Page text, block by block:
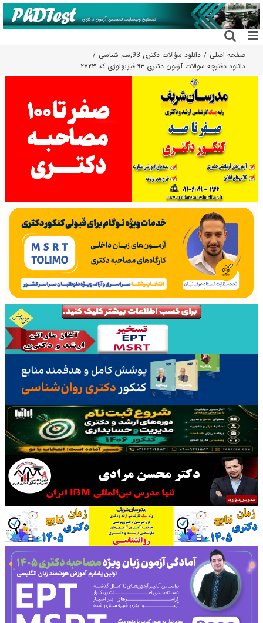
رفتن
به
محتوا
صفحه اصلی دانلود سؤالات دکتری 93 ,سم شناسی
دانلود دفترچه سوالات آزمون دکتری ۹۳ فیزیولوژی کد ۲۷۲۳